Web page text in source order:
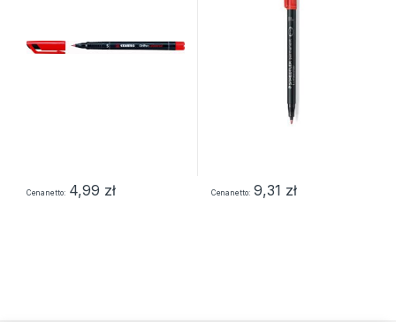
Cena netto 4,99 zł Cena netto 9,31 zł